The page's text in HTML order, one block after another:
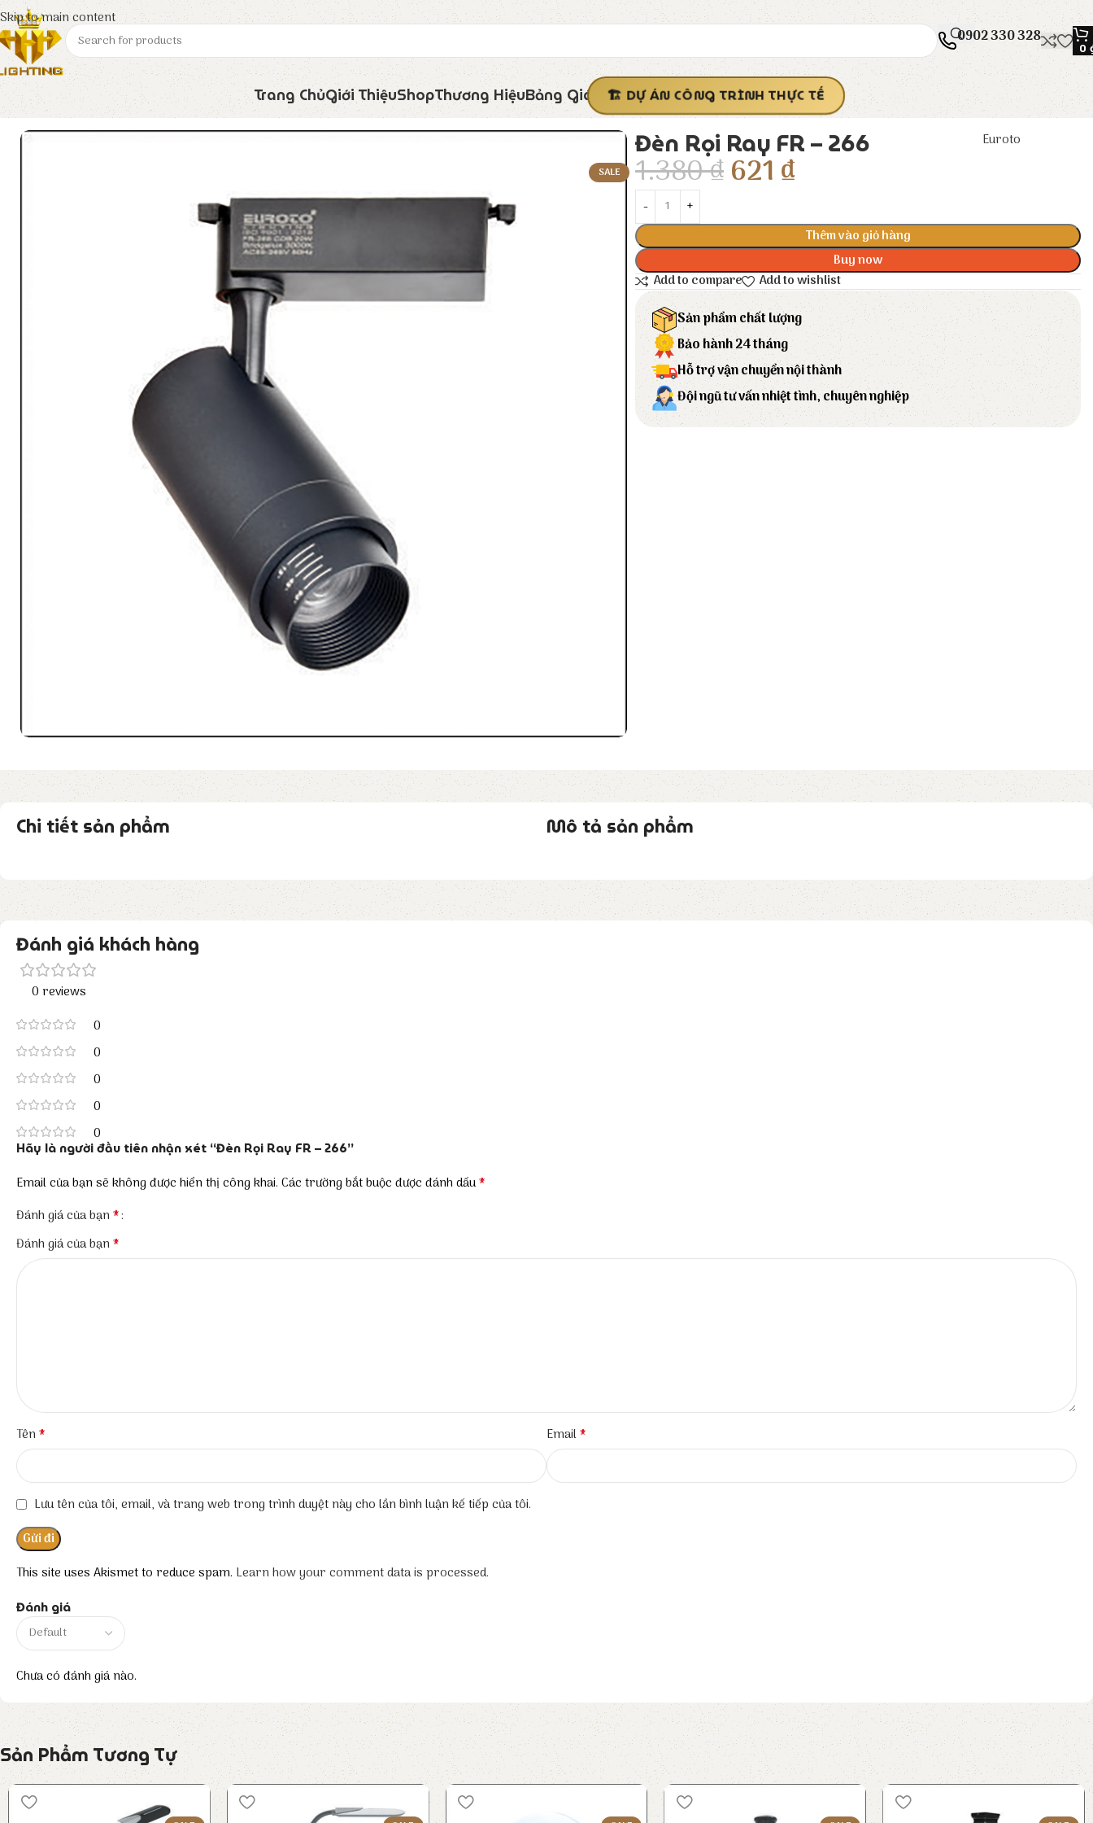
Skip to main content
0902 330 328
0
Trang ChủGiới ThiệuShopThương HiệuBảng Giá DỰ ÁN CÔNG TRÌNH THỰC TẾ
Trang chủ Euroto Đèn LED Đèn Rọi Ray FR – 266
SALE
Đèn Rọi Ray FR – 266 Euroto
1.380₫621 ₫
Thêm vào giỏ hàng
Buy now
Add to compare
Add to wishlist
Sản phẩm chất lượng
Bảo hành 24 tháng
Hỗ trợ vận chuyển nội thành
Đội ngũ tư vấn nhiệt tình, chuyên nghiệp
Chi tiết sản phẩm Mô tả sản phẩm
Đánh giá khách hàng
0 reviews
0
0
0
0
0
Đánh giá
Chưa có đánh giá nào.
Hãy là người đầu tiên nhận xét “Đèn Rọi Ray FR – 266”
Email của bạn sẽ không được hiển thị công khai. Các trường bắt buộc được đánh dấu*
Đánh giá của bạn*
Đánh giá của bạn*
Tên* Email*
Lưu tên của tôi, email, và trang web trong trình duyệt này cho lần bình luận kế tiếp của tôi.
This site uses Akismet to reduce spam. Learn how your comment data is processed.
Sản Phẩm Tương Tự